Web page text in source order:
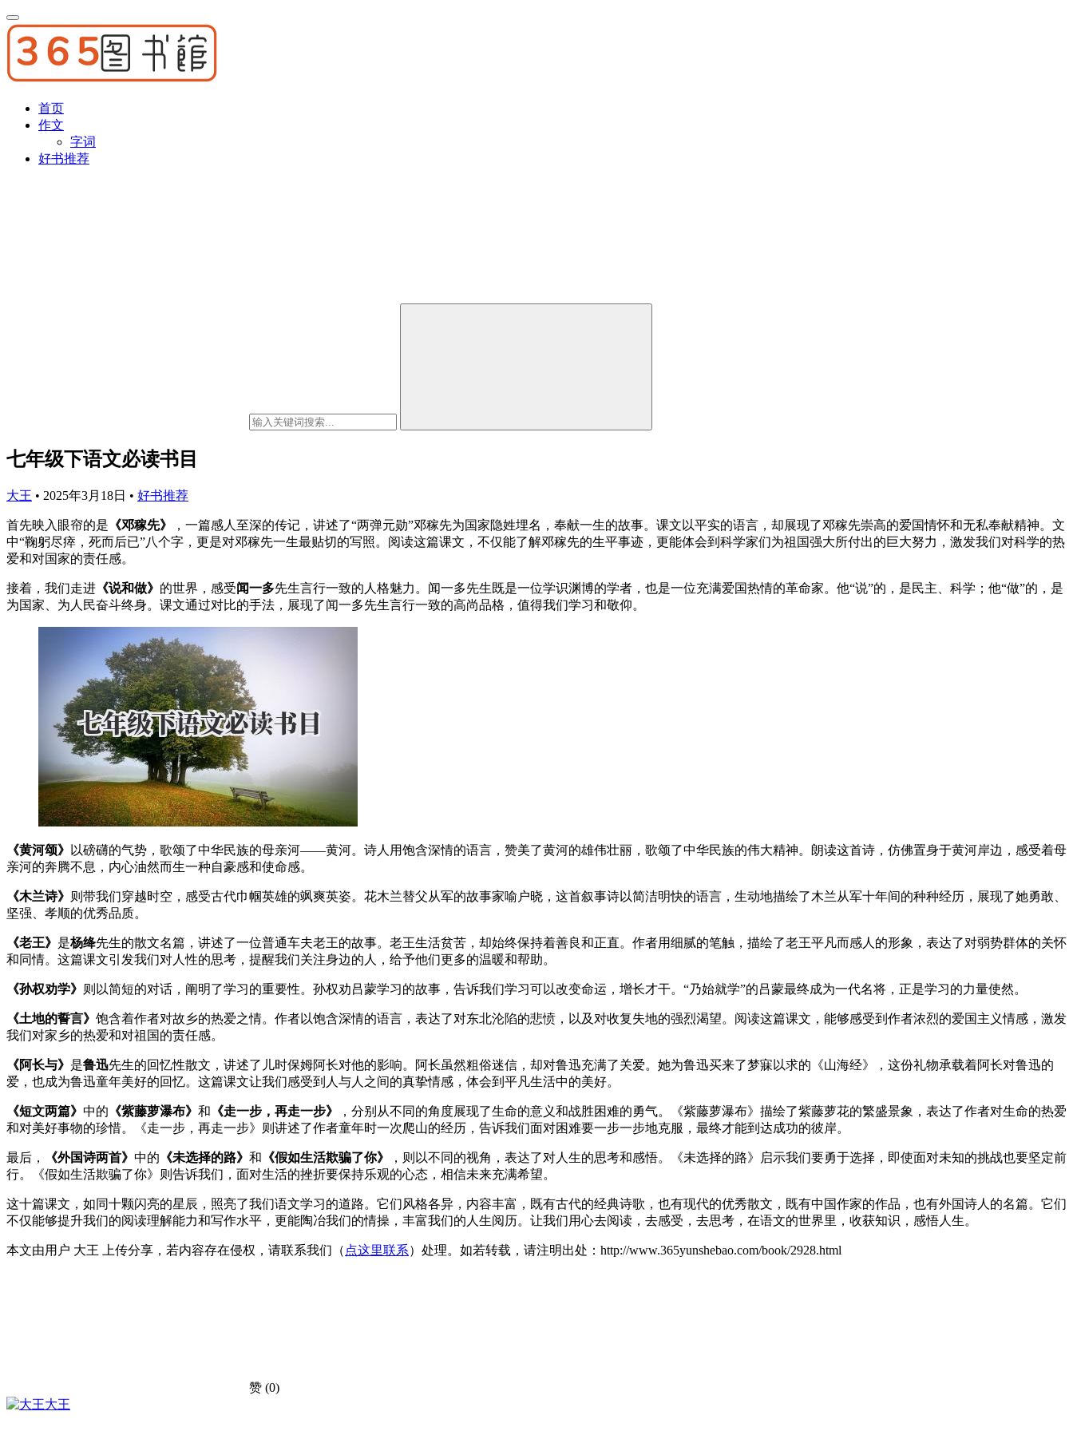
首页
作文
字词
好书推荐
七年级下语文必读书目
大王 • 2025年3月18日 • 好书推荐
首先映入眼帘的是 《邓稼先》
，一篇感人至深的传记，讲述了“两弹元勋”邓稼先为国家隐姓埋名，奉献一生的故事。课文以平实的语言，却展现了邓稼先崇高的爱国情怀和无私奉献精神。文
中“鞠躬尽瘁，死而后已”八个字，更是对邓稼先一生最贴切的写照。阅读这篇课文，不仅能了解邓稼先的生平事迹，更能体会到科学家们为祖国强大所付出的巨大努力，激发我们对科学的热
爱和对国家的责任感。
接着，我们走进 《说和做》 的世界，感受闻一多先生言行一致的人格魅力。闻一多先生既是一位学识渊博的学者，也是一位充满爱国热情的革命家。他“说”的，是民主、科学；他“做”的，是
为国家、为人民奋斗终身。课文通过对比的手法，展现了闻一多先生言行一致的高尚品格，值得我们学习和敬仰。
《黄河颂》
以磅礴的气势，歌颂了中华民族的母亲河——黄河。诗人用饱含深情的语言，赞美了黄河的雄伟壮丽，歌颂了中华民族的伟大精神。朗读这首诗，仿佛置身于黄河岸边，感受着母
亲河的奔腾不息，内心油然而生一种自豪感和使命感。
《木兰诗》 则带我们穿越时空，感受古代巾帼英雄的飒爽英姿。花木兰替父从军的故事家喻户晓，这首叙事诗以简洁明快的语言，生动地描绘了木兰从军十年间的种种经历，展现了她勇敢、
坚强、孝顺的优秀品质。
《老王》 是杨绛先生的散文名篇，讲述了一位普通车夫老王的故事。老王生活贫苦，却始终保持着善良和正直。作者用细腻的笔触，描绘了老王平凡而感人的形象，表达了对弱势群体的关怀
和同情。这篇课文引发我们对人性的思考，提醒我们关注身边的人，给予他们更多的温暖和帮助。
《孙权劝学》 则以简短的对话，阐明了学习的重要性。孙权劝吕蒙学习的故事，告诉我们学习可以改变命运，增长才干。“乃始就学”的吕蒙最终成为一代名将，正是学习的力量使然。
《土地的誓言》 饱含着作者对故乡的热爱之情。作者以饱含深情的语言，表达了对东北沦陷的悲愤，以及对收复失地的强烈渴望。阅读这篇课文，能够感受到作者浓烈的爱国主义情感，激发
我们对家乡的热爱和对祖国的责任感。
《阿长与》 是鲁迅先生的回忆性散文，讲述了儿时保姆阿长对他的影响。阿长虽然粗俗迷信，却对鲁迅充满了关爱。她为鲁迅买来了梦寐以求的《山海经》，这份礼物承载着阿长对鲁迅的
爱，也成为鲁迅童年美好的回忆。这篇课文让我们感受到人与人之间的真挚情感，体会到平凡生活中的美好。
《短文两篇》 中的 《紫藤萝瀑布》 和 《走一步，再走一步》
，分别从不同的角度展现了生命的意义和战胜困难的勇气。《紫藤萝瀑布》描绘了紫藤萝花的繁盛景象，表达了作者对生命的热爱
和对美好事物的珍惜。《走一步，再走一步》则讲述了作者童年时一次爬山的经历，告诉我们面对困难要一步一步地克服，最终才能到达成功的彼岸。
最后， 《外国诗两首》 中的 《未选择的路》 和 《假如生活欺骗了你》
，则以不同的视角，表达了对人生的思考和感悟。《未选择的路》启示我们要勇于选择，即使面对未知的挑战也要坚定前
行。《假如生活欺骗了你》则告诉我们，面对生活的挫折要保持乐观的心态，相信未来充满希望。
这十篇课文，如同十颗闪亮的星辰，照亮了我们语文学习的道路。它们风格各异，内容丰富，既有古代的经典诗歌，也有现代的优秀散文，既有中国作家的作品，也有外国诗人的名篇。它们
不仅能够提升我们的阅读理解能力和写作水平，更能陶冶我们的情操，丰富我们的人生阅历。让我们用心去阅读，去感受，去思考，在语文的世界里，收获知识，感悟人生。
本文由用户 大王 上传分享，若内容存在侵权，请联系我们（ 点这里联系）处理。如若转载，请注明出处：http://www.365yunshebao.com/book/2928.html
赞 (0)
大王